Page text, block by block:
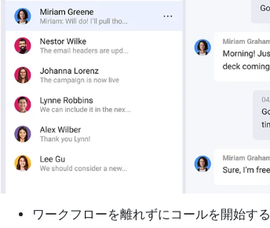
ワークフローを離れずにコールを開始する